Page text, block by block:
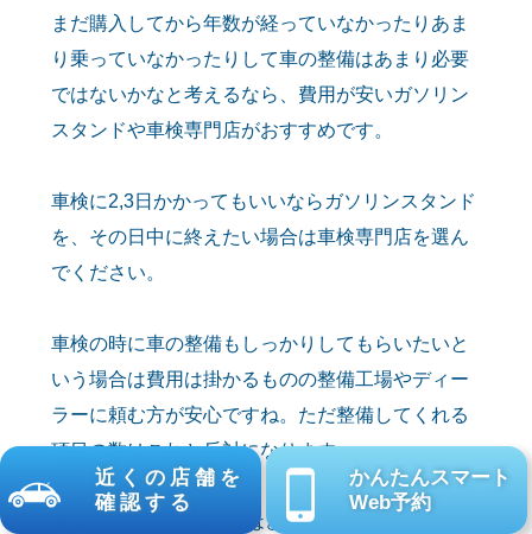
まだ購入してから年数が経っていなかったりあま
り乗っていなかったりして車の整備はあまり必要
ではないかなと考えるなら、費用が安いガソリン
スタンドや車検専門店がおすすめです。
車検に2,3日かかってもいいならガソリンスタンド
を、その日中に終えたい場合は車検専門店を選ん
でください。
車検の時に車の整備もしっかりしてもらいたいと
いう場合は費用は掛かるものの整備工場やディー
ラーに頼む方が安心ですね。 ただ整備してくれる
項目の数はこれと反対になります。
車検の費用は法定費用分はどこの業者に依頼しても同
近くの店舗を
確認する
かんたんスマート
Web予約